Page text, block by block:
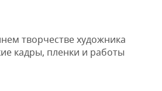
ПФО
творчестве художника
кадры, пленки и работы